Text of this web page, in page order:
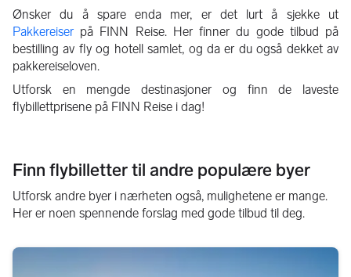
Ønsker du å spare enda mer, er det lurt å sjekke ut
Pakkereiser på FINN Reise. Her finner du gode tilbud på
bestilling av fly og hotell samlet, og da er du også dekket av
pakkereiseloven.
Utforsk en mengde destinasjoner og finn de laveste
flybillettprisene på FINN Reise i dag!
Finn flybilletter til andre populære byer
Utforsk andre byer i nærheten også, mulighetene er mange.
Her er noen spennende forslag med gode tilbud til deg.